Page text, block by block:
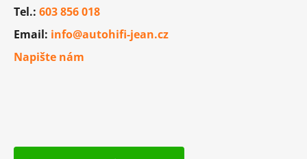
s
Tel.: 603 856 018
Email: info@autohifi-jean.cz
Napište nám